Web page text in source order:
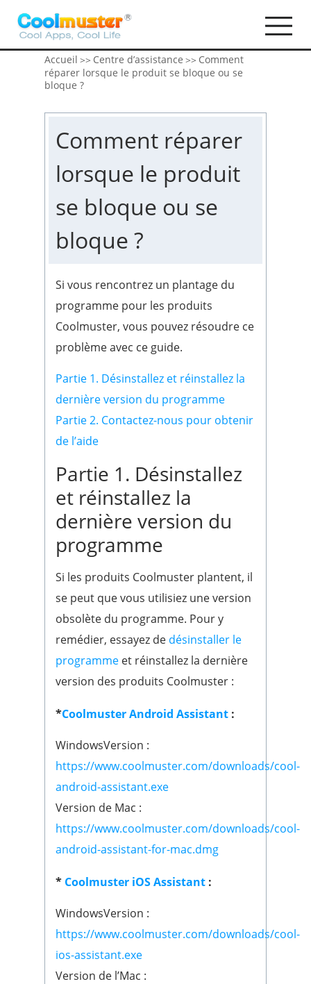
Accueil >> Centre d’assistance >> Comment
réparer lorsque le produit se bloque ou se
bloque ?
Comment réparer
lorsque le produit
se bloque ou se
bloque ?
Si vous rencontrez un plantage du
programme pour les produits
Coolmuster, vous pouvez résoudre ce
problème avec ce guide.
Partie 1. Désinstallez et réinstallez la
dernière version du programme
Partie 2. Contactez-nous pour obtenir
de l’aide
Partie 1. Désinstallez
et réinstallez la
dernière version du
programme
Si les produits Coolmuster plantent, il
se peut que vous utilisiez une version
obsolète du programme. Pour y
remédier, essayez de désinstaller le
programme et réinstallez la dernière
version des produits Coolmuster :
*Coolmuster Android Assistant :
WindowsVersion :
https://www.coolmuster.com/downloads/cool-
android-assistant.exe
Version de Mac :
https://www.coolmuster.com/downloads/cool-
android-assistant-for-mac.dmg
* Coolmuster iOS Assistant :
WindowsVersion :
https://www.coolmuster.com/downloads/cool-
ios-assistant.exe
Version de l’Mac :